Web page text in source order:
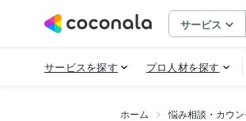
ホーム 悩み相談・カウ